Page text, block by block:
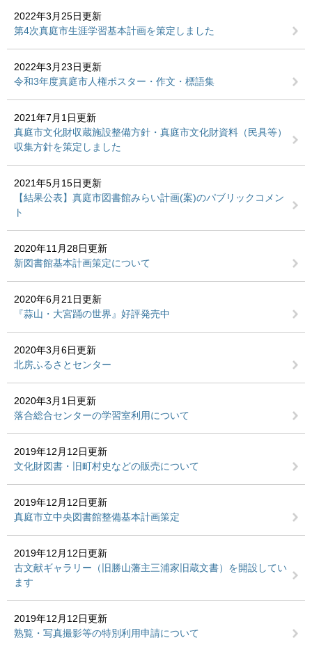
2022年3月25日更新
第4次真庭市生涯学習基本計画を策定しました
2022年3月23日更新
令和3年度真庭市人権ポスター・作文・標語集
2021年7月1日更新
真庭市文化財収蔵施設整備方針・真庭市文化財資料（民具等）
収集方針を策定しました
2021年5月15日更新
【結果公表】真庭市図書館みらい計画(案)のパブリックコメン
ト
2020年11月28日更新
新図書館基本計画策定について
2020年6月21日更新
『蒜山・大宮踊の世界』好評発売中
2020年3月6日更新
北房ふるさとセンター
2020年3月1日更新
落合総合センターの学習室利用について
2019年12月12日更新
文化財図書・旧町村史などの販売について
2019年12月12日更新
真庭市立中央図書館整備基本計画策定
2019年12月12日更新
古文献ギャラリー（旧勝山藩主三浦家旧蔵文書）を開設してい
ます
2019年12月12日更新
熟覧・写真撮影等の特別利用申請について